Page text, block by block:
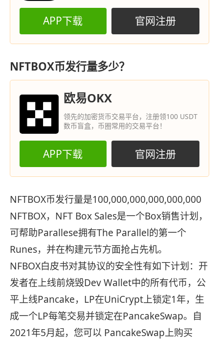
APP下载 官网注册
NFTBOX币发行量多少？
欧易OKX
领先的加密货币交易平台，注册领100 USDT
数币盲盒，币圈常用的交易平台！
APP下载 官网注册
NFTBOX币发行量是100,000,000,000,000,000
NFTBOX，NFT Box Sales是一个Box销售计划，
可帮助Parallese拥有The Parallel的第一个
Runes，并在构建元节方面抢占先机。
NFBOX白皮书对其协议的安全性有如下计划：开
发者在上线前烧毁Dev Wallet中的所有代币，公
平上线Pancake，LP在UniCrypt上锁定1年，生
成一个LP每笔交易并锁定在PancakeSwap。自
2021年5月起，您可以 PancakeSwap上购买